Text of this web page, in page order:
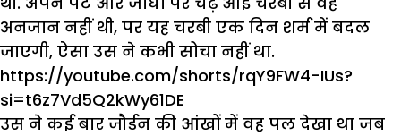
अनजान नहींथी, पर यह चरबी एक दिन शर्म में बदल
जाएगी, ऐसा उस ने कभी सोचा नहीं था.
https://youtube.com/shorts/rqY9FW4-IUs?
si=t6z7Vd5Q2kWy61DE
उस ने कई बार जौर्डन की आंखों में वह पल देखा था जब